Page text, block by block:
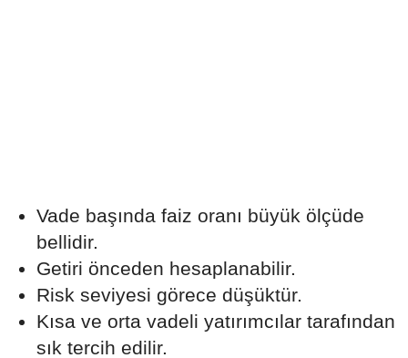
Vade başında faiz oranı büyük ölçüde
bellidir.
Getiri önceden hesaplanabilir.
Risk seviyesi görece düşüktür.
Kısa ve orta vadeli yatırımcılar tarafından
sık tercih edilir.